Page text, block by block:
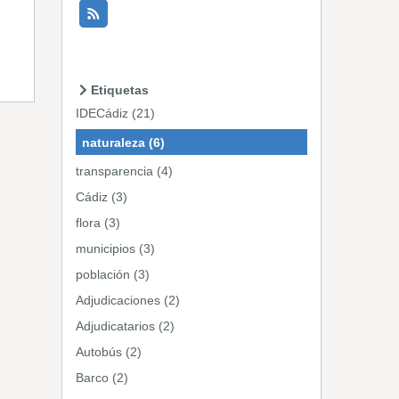
Etiquetas
IDECádiz (21)
naturaleza (6)
transparencia (4)
Cádiz (3)
flora (3)
municipios (3)
población (3)
Adjudicaciones (2)
Adjudicatarios (2)
Autobús (2)
Barco (2)